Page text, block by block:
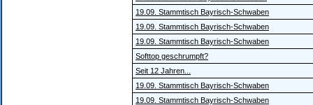
19.09. Stammtisch Bayrisch-Schwaben
19.09. Stammtisch Bayrisch-Schwaben
19.09. Stammtisch Bayrisch-Schwaben
Softtop geschrumpft?
Seit 12 Jahren...
19.09. Stammtisch Bayrisch-Schwaben
19.09. Stammtisch Bayrisch-Schwaben